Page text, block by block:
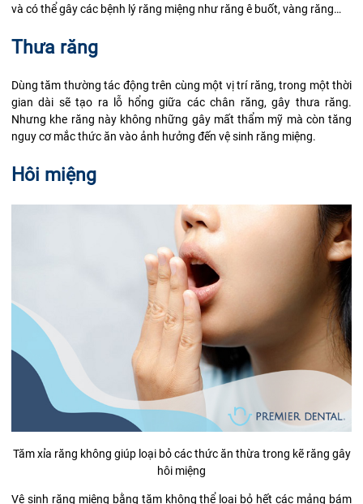
và có thể gây các bệnh lý răng miệng như răng ê buốt, vàng răng…
Thưa răng
Dùng tăm thường tác động trên cùng một vị trí răng, trong một thời
gian dài sẽ tạo ra lỗ hổng giữa các chân răng, gây thưa răng.
Nhưng khe răng này không những gây mất thẩm mỹ mà còn tăng
nguy cơ mắc thức ăn vào ảnh hưởng đến vệ sinh răng miệng.
Hôi miệng
Tăm xỉa răng không giúp loại bỏ các thức ăn thừa trong kẽ răng gây
hôi miệng
Vệ sinh răng miệng bằng tăm không thể loại bỏ hết các mảng bám